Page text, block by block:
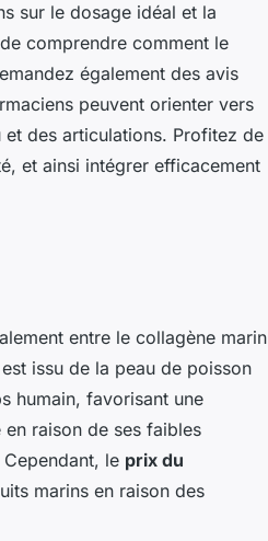
sur le dosage idéal et la
comprendre comment le
également des avis
peuvent orienter vers
des articulations. Profitez de
et ainsi intégrer efficacement
entre le collagène marin
issu de la peau de poisson
humain, favorisant une
raison de ses faibles
le prix du
marins en raison des